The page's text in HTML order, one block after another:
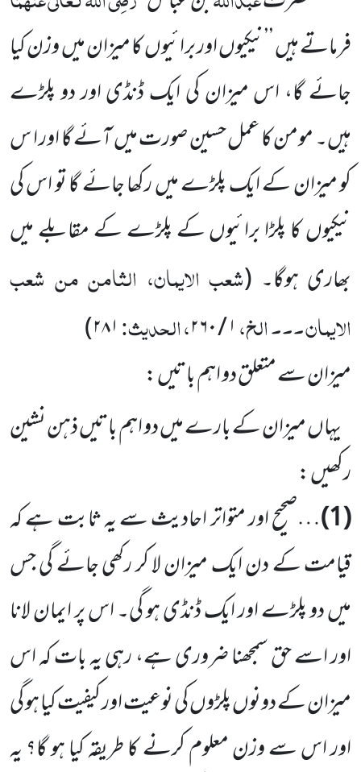
فرماتے ہیں ’ ’نیکیوں اور برائیوں کا میزان میں وزن کیا
جائے گا، اس میزان کی ایک ڈنڈی اور دو پلڑے
ہیں۔ مومن کا عمل حسین صورت میں آئے گا اور ا س
کو میزان کے ایک پلڑے میں رکھا جائے گا تو اس کی
نیکیوں کا پلڑا برائیوں کے پلڑے کے مقابلے میں
بھاری ہوگا۔ (شعب الایمان، الثامن من شعب
الایمان ۔۔۔ الخ،۱ / ۲۶۰ ، الحدیث:۲۸۱)
میزان سے متعلق دو اہم باتیں :
یہاں میزان کے بارے میں دو اہم باتیں ذہن نشین
رکھیں :
(1) …صحیح اور متواتر احادیث سے یہ ثابت ہے کہ
قیامت کے دن ایک میزان لا کر رکھی جائے گی جس
میں دو پلڑے اور ایک ڈنڈی ہو گی۔ اس پر ایمان لانا
اور اسے حق سمجھنا ضروری ہے، رہی یہ بات کہ اس
میزان کے دونوں پلڑوں کی نوعیت اور کیفیت کیا ہو گی
اور اس سے وزن معلوم کرنے کا طریقہ کیا ہو گا؟ یہ